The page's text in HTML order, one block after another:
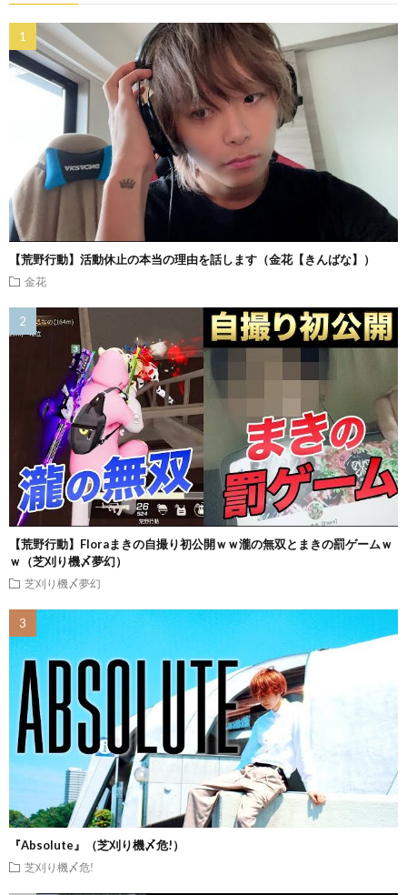
【荒野行動】活動休止の本当の理由を話します（金花【きんばな】）
金花
【荒野行動】Floraまきの自撮り初公開ｗｗ瀧の無双とまきの罰ゲームｗ
ｗ（芝刈り機〆夢幻）
芝刈り機〆夢幻
『Absolute』（芝刈り機〆危!）
芝刈り機〆危!